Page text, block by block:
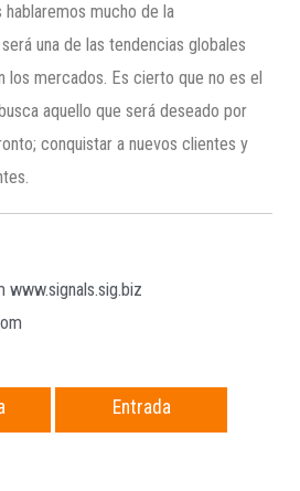
hablaremos mucho de la
una de las tendencias globales
los mercados. Es cierto que no es el
aquello que será deseado por
conquistar a nuevos clientes y
www.signals.sig.biz
Entrada